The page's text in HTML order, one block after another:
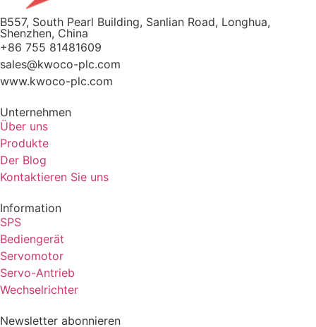
B557, South Pearl Building, Sanlian Road, Longhua,
Shenzhen, China
+86 755 81481609
sales@kwoco-plc.com
www.kwoco-plc.com
Unternehmen
Über uns
Produkte
Der Blog
Kontaktieren Sie uns
Information
SPS
Bediengerät
Servomotor
Servo-Antrieb
Wechselrichter
Newsletter abonnieren